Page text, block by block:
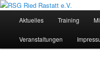
Zum
wechseln
RSG Ried
Sportliches Radfahren in
Aktuelles Training
Veranstaltungen